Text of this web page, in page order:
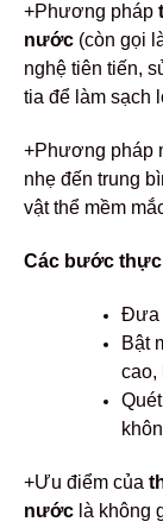
+Phương pháp
nước (còn gọi
nghệ tiên tiến,
tia để làm sạch
+Phương pháp
nhẹ đến trung
vật thể mềm
Các bước
Đưa
Bật
cao,
+Ưu điểm của
nước là không